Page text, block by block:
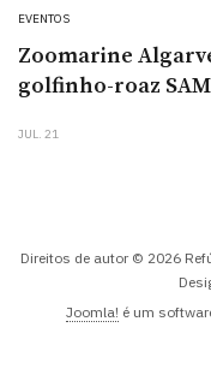
EVENTOS
Zoomarine
golfinho-roaz
JUL. 21
Direitos de autor © 2026
Joomla! é um